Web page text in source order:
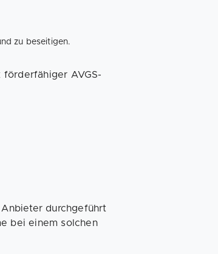
zu beseitigen.
AVGS-
durchgeführt
bei einem solchen